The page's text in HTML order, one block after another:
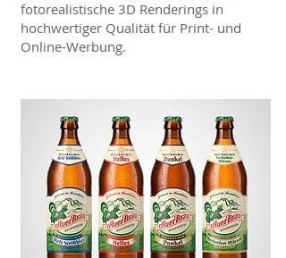
fotorealistische 3D Renderings in
hochwertiger Qualität für Print- und
Online-Werbung.